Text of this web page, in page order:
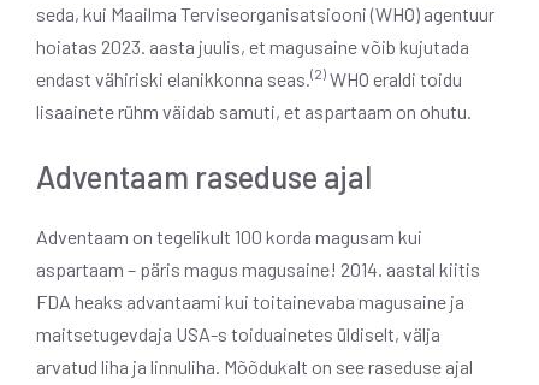
seda, kui Maailma Terviseorganisatsiooni (WHO) agentuur
hoiatas 2023. aasta juulis, et magusaine võib kujutada
endast vähiriski elanikkonna seas. (2) WHO eraldi toidu
lisaainete rühm väidab samuti, et aspartaam ​​on ohutu.
Adventaam raseduse ajal
Adventaam on tegelikult 100 korda magusam kui
aspartaam ​​– päris magus magusaine! 2014. aastal kiitis
FDA heaks advantaami kui toitainevaba magusaine ja
maitsetugevdaja USA-s toiduainetes üldiselt, välja
arvatud liha ja linnuliha. Mõõdukalt on see raseduse ajal